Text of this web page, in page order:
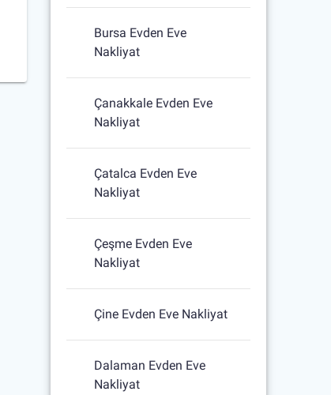
Bursa Evden Eve
Nakliyat
Çanakkale Evden Eve
Nakliyat
Çatalca Evden Eve
Nakliyat
Çeşme Evden Eve
Nakliyat
Çine Evden Eve Nakliyat
Dalaman Evden Eve
Nakliyat